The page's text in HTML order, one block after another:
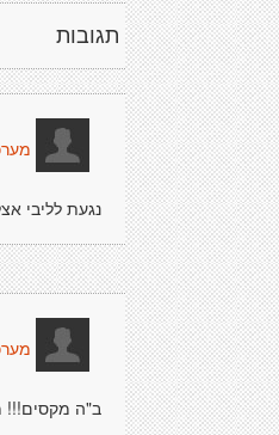
תגובות
נגעת לליבי
ב"ה מקסים!!!